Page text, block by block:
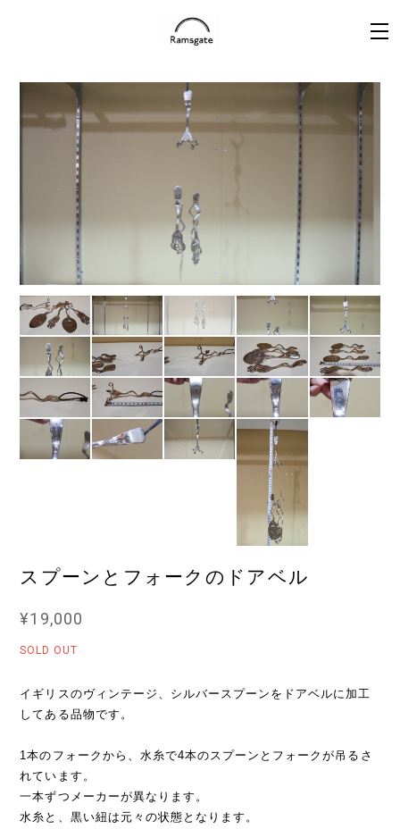
スプーンとフォークのドアベル
¥19,000
SOLD OUT
イギリスのヴィンテージ、シルバースプーンをドアベルに加工
してある品物です。
1本のフォークから、水糸で4本のスプーンとフォークが吊るさ
れています。
一本ずつメーカーが異なります。
水糸と、黒い紐は元々の状態となります。